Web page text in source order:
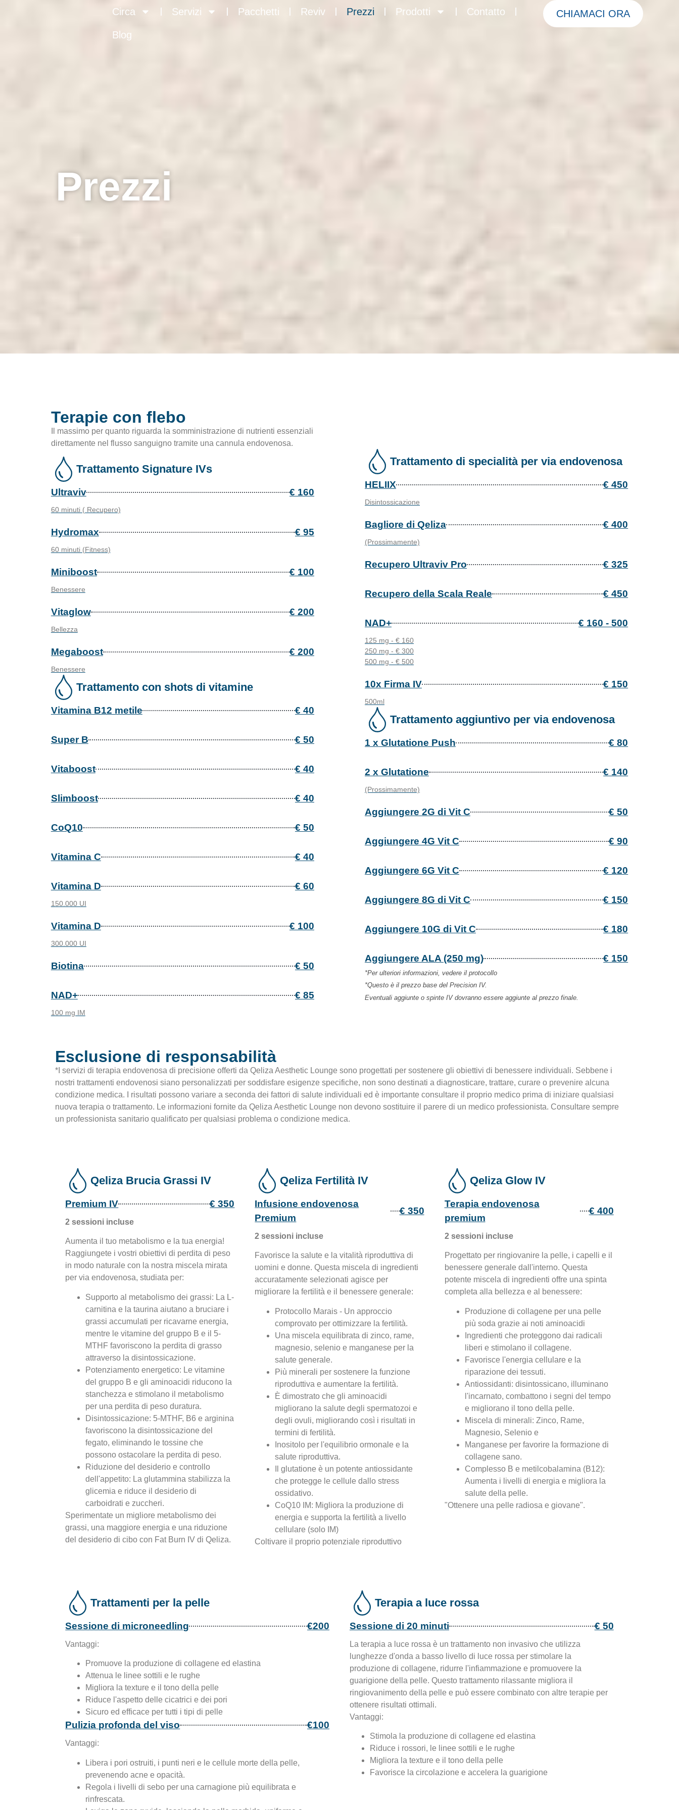
Circa Servizi Pacchetti Reviv Prezzi Prodotti Contatto
Blog
CHIAMACI ORA
Prezzi
Terapie con flebo
Il massimo per quanto riguarda la somministrazione di nutrienti essenziali
direttamente nel flusso sanguigno tramite una cannula endovenosa.
Trattamento Signature IVs
Ultraviv € 160
60 minuti ( Recupero)
Hydromax € 95
60 minuti (Fitness)
Miniboost € 100
Benessere
Vitaglow € 200
Bellezza
Megaboost € 200
Benessere
Trattamento con shots di vitamine
Vitamina B12 metile € 40
Super B € 50
Vitaboost € 40
Slimboost € 40
CoQ10 € 50
Vitamina C € 40
Vitamina D € 60
150.000 UI
Vitamina D € 100
300.000 UI
Biotina € 50
NAD+ € 85
100 mg IM
Trattamento di specialità per via endovenosa
HELIIX € 450
Disintossicazione
Bagliore di Qeliza € 400
(Prossimamente)
Recupero Ultraviv Pro € 325
Recupero della Scala Reale € 450
NAD+ € 160 - 500
125 mg - € 160
250 mg - € 300
500 mg - € 500
10x Firma IV € 150
500ml
Trattamento aggiuntivo per via endovenosa
1 x Glutatione Push € 80
2 x Glutatione € 140
(Prossimamente)
Aggiungere 2G di Vit C € 50
Aggiungere 4G Vit C € 90
Aggiungere 6G Vit C € 120
Aggiungere 8G di Vit C € 150
Aggiungere 10G di Vit C € 180
Aggiungere ALA (250 mg) € 150
*Per ulteriori informazioni, vedere il protocollo
*Questo è il prezzo base del Precision IV.
Eventuali aggiunte o spinte IV dovranno essere aggiunte al prezzo finale.
Esclusione di responsabilità
*I servizi di terapia endovenosa di precisione offerti da Qeliza Aesthetic Lounge sono progettati per sostenere gli obiettivi di benessere individuali. Sebbene i
nostri trattamenti endovenosi siano personalizzati per soddisfare esigenze specifiche, non sono destinati a diagnosticare, trattare, curare o prevenire alcuna
condizione medica. I risultati possono variare a seconda dei fattori di salute individuali ed è importante consultare il proprio medico prima di iniziare qualsiasi
nuova terapia o trattamento. Le informazioni fornite da Qeliza Aesthetic Lounge non devono sostituire il parere di un medico professionista. Consultare sempre
un professionista sanitario qualificato per qualsiasi problema o condizione medica.
Qeliza Brucia Grassi IV
Premium IV € 350
2 sessioni incluse
Aumenta il tuo metabolismo e la tua energia!
Raggiungete i vostri obiettivi di perdita di peso
in modo naturale con la nostra miscela mirata
per via endovenosa, studiata per:
Supporto al metabolismo dei grassi: La L-
carnitina e la taurina aiutano a bruciare i
grassi accumulati per ricavarne energia,
mentre le vitamine del gruppo B e il 5-
MTHF favoriscono la perdita di grasso
attraverso la disintossicazione.
Potenziamento energetico: Le vitamine
del gruppo B e gli aminoacidi riducono la
stanchezza e stimolano il metabolismo
per una perdita di peso duratura.
Disintossicazione: 5-MTHF, B6 e arginina
favoriscono la disintossicazione del
fegato, eliminando le tossine che
possono ostacolare la perdita di peso.
Riduzione del desiderio e controllo
dell'appetito: La glutammina stabilizza la
glicemia e riduce il desiderio di
carboidrati e zuccheri.
Sperimentate un migliore metabolismo dei
grassi, una maggiore energia e una riduzione
del desiderio di cibo con Fat Burn IV di Qeliza.
Qeliza Fertilità IV
Infusione endovenosa
Premium
€ 350
2 sessioni incluse
Favorisce la salute e la vitalità riproduttiva di
uomini e donne. Questa miscela di ingredienti
accuratamente selezionati agisce per
migliorare la fertilità e il benessere generale:
Protocollo Marais - Un approccio
comprovato per ottimizzare la fertilità.
Una miscela equilibrata di zinco, rame,
magnesio, selenio e manganese per la
salute generale.
Più minerali per sostenere la funzione
riproduttiva e aumentare la fertilità.
È dimostrato che gli aminoacidi
migliorano la salute degli spermatozoi e
degli ovuli, migliorando così i risultati in
termini di fertilità.
Inositolo per l'equilibrio ormonale e la
salute riproduttiva.
Il glutatione è un potente antiossidante
che protegge le cellule dallo stress
ossidativo.
CoQ10 IM: Migliora la produzione di
energia e supporta la fertilità a livello
cellulare (solo IM)
Coltivare il proprio potenziale riproduttivo
Qeliza Glow IV
Terapia endovenosa
premium
€ 400
2 sessioni incluse
Progettato per ringiovanire la pelle, i capelli e il
benessere generale dall'interno. Questa
potente miscela di ingredienti offre una spinta
completa alla bellezza e al benessere:
Produzione di collagene per una pelle
più soda grazie ai noti aminoacidi
Ingredienti che proteggono dai radicali
liberi e stimolano il collagene.
Favorisce l'energia cellulare e la
riparazione dei tessuti.
Antiossidanti: disintossicano, illuminano
l'incarnato, combattono i segni del tempo
e migliorano il tono della pelle.
Miscela di minerali: Zinco, Rame,
Magnesio, Selenio e
Manganese per favorire la formazione di
collagene sano.
Complesso B e metilcobalamina (B12):
Aumenta i livelli di energia e migliora la
salute della pelle.
"Ottenere una pelle radiosa e giovane".
Trattamenti per la pelle
Sessione di microneedling €200
Vantaggi:
Promuove la produzione di collagene ed elastina
Attenua le linee sottili e le rughe
Migliora la texture e il tono della pelle
Riduce l'aspetto delle cicatrici e dei pori
Sicuro ed efficace per tutti i tipi di pelle
Pulizia profonda del viso €100
Vantaggi:
Libera i pori ostruiti, i punti neri e le cellule morte della pelle,
prevenendo acne e opacità.
Regola i livelli di sebo per una carnagione più equilibrata e
rinfrescata.
Terapia a luce rossa
Sessione di 20 minuti € 50
La terapia a luce rossa è un trattamento non invasivo che utilizza
lunghezze d'onda a basso livello di luce rossa per stimolare la
produzione di collagene, ridurre l'infiammazione e promuovere la
guarigione della pelle. Questo trattamento rilassante migliora il
ringiovanimento della pelle e può essere combinato con altre terapie per
ottenere risultati ottimali.
Vantaggi:
Stimola la produzione di collagene ed elastina
Riduce i rossori, le linee sottili e le rughe
Migliora la texture e il tono della pelle
Favorisce la circolazione e accelera la guarigione